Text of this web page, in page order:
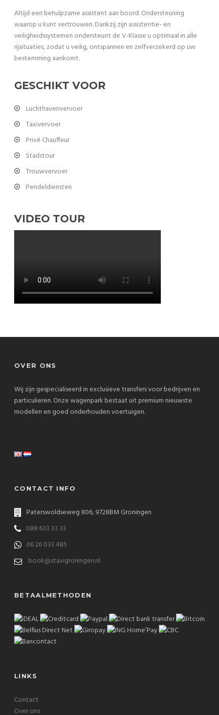
Altijd een behulpzame assistent aan boord. Ondersteuning
waarop u kunt vertrouwen. Dankzij zijn assistentie- en
veiligheidssystemen ondersteunt de V-Klasse u optimaal in alle
rijsituaties, zodat u veilig, ontspannen en zelfverzekerd op uw
bestemming aankomt.
GESCHIKT VOOR
Luchthavenvervoer
Taxivervoer
Privé Chauffeur
Stadstour
Trouwvervoer
Pendeldiensten
VIDEO TOUR
OVER ONS
Wij zijn gespecialiseerd in exclusieve transfers voor bedrijven en
particulieren. Onze wagenpark bestaat uit premium nieuwste
modellen en goed onderhouden voertuigen.
CONTACT INFO
Paterswoldseweg 806, 9728BM Groningen
088 633 33 33
06 26 033 485
book@staxigroningen.nl
BETAALMETHODEN
LINKS
Contact
Over ons